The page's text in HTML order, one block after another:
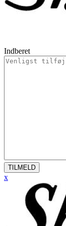
Indberet
TILMELD
x